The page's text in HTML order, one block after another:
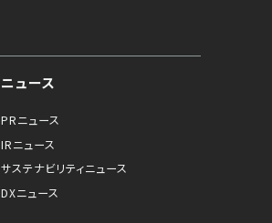
ニュース
PRニュース
IRニュース
サステナビリティニュース
DXニュース